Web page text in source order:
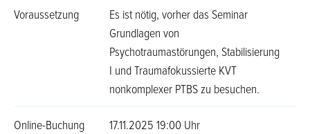
Voraussetzung
Es ist nötig, vorher das Seminar
Grundlagen von
Psychotraumastörungen, Stabilisierung
I und Traumafokussierte KVT
nonkomplexer PTBS zu besuchen.
Online-Buchung
17.11.2025 19:00 Uhr